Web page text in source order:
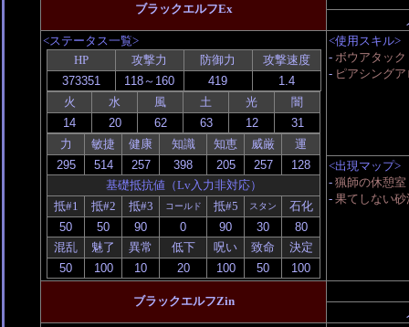
ブラックエルフEx
<ステータス一覧>
HP
攻撃力 防御力 攻撃速度
火 水 風 土 光 闇
力 敏捷 健康 知識 知恵 威厳 運
基礎抵抗値（Lv入力非対応）
抵#1
抵#2 抵#3 コールド 抵#5 スタン 石化
混乱 魅了 異常 低下 呪い 致命 決定
<使用スキル>
- ボウアタック
- ピアシング
<出現マップ>
- 猟師の休憩室
- 果てしない砂
ブラックエルフZin